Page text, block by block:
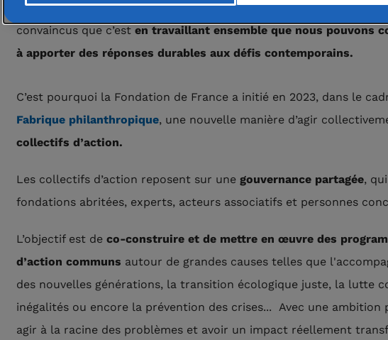
Face à des enjeux de plus en plus complexes et imbriqués, nous
convaincus que c’est en travaillant ensemble que nous pouvons
à apporter des réponses durables aux défis contemporains.
C’est pourquoi la Fondation de France a initié en 2023, dans le
Fabrique philanthropique, une nouvelle manière d’agir
collectifs d’action.
Les collectifs d’action reposent sur une gouvernance partagée,
fondations abritées, experts, acteurs associatifs et personnes
L’objectif est de co-construire et de mettre en œuvre des
d’action communs autour de grandes causes telles que
des nouvelles générations, la transition écologique juste, la lutte
inégalités ou encore la prévention des crises... Avec une ambition
agir à la racine des problèmes et avoir un impact réellement